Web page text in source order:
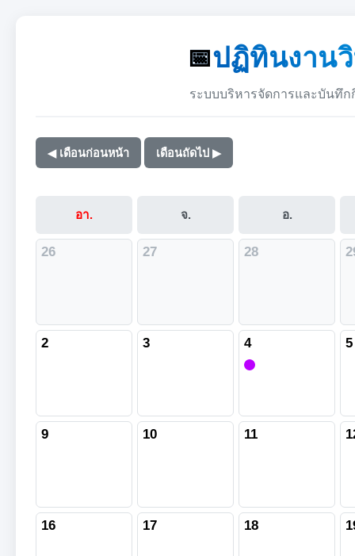
ปฏิทินงาน
ระบบบริหารจัดการและบันทึ
◀ เดือนก่อนหน้า เดือนถัดไป ▶
อา. จ. อ.
26 27 28
2 3 4 5
9 10 11
16 17 18